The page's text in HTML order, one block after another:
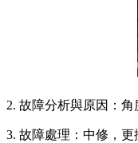
2. 故障分析與原因：角
3. 故障處理：中修，更